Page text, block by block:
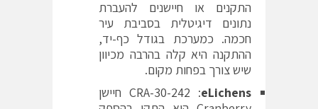
התקנים או חיישנים להעברת
נתונים דיגיטלית בסביבת עיר
חכמה. כמערכת בגודל כף-יד,
ההתקנה היא קלה בהרבה מכיוון
שיש צורך בפחות מקום.
eLichens
:
CRA-30-242 חיישן